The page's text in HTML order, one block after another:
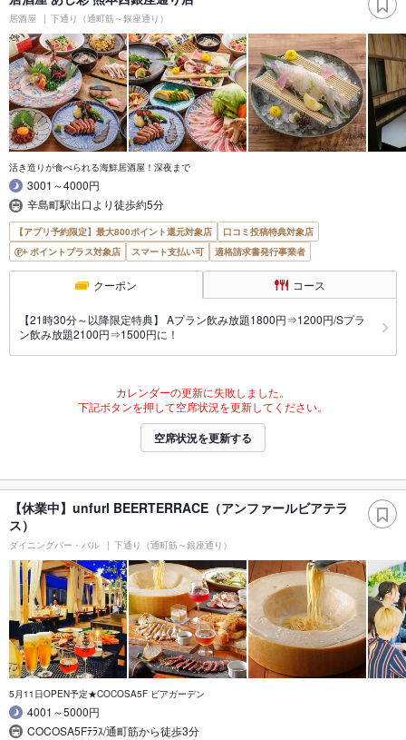
居酒屋 下通り（通町筋～銀座通り）
活き造りが食べられる海鮮居酒屋！深夜まで
3001～4000円
辛島町駅出口より徒歩約5分
【アプリ予約限定】最大800ポイント還元対象店
口コミ投稿特典対象店
ポイントプラス対象店
スマート支払い可 適格請求書発行事業者
クーポン コース
【21時30分～以降限定特典】 Aプラン飲み放題1800円⇒1200円/Sプラ
ン飲み放題2100円⇒1500円に！
カレンダーの更新に失敗しました。
下記ボタンを押して空席状況を更新してください。
空席状況を更新する
【休業中】unfurl BEERTERRACE（アンファールビアテラ
ス）
ダイニングバー・バル 下通り（通町筋～銀座通り）
5月11日OPEN予定★COCOSA5F ビアガーデン
4001～5000円
COCOSA5Fﾃﾗｽ/通町筋から徒歩3分